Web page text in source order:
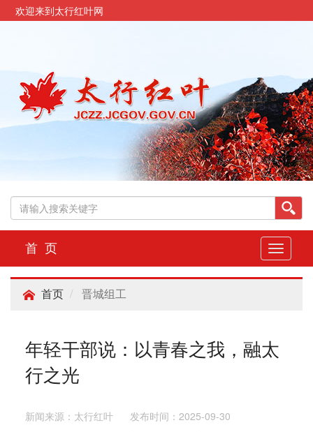
欢迎来到太行红叶网
切
换
导
首 页
首页 晋城组工
年轻干部说：以青春之我，融太
行之光
新闻来源：太行红叶 发布时间：2025-09-30